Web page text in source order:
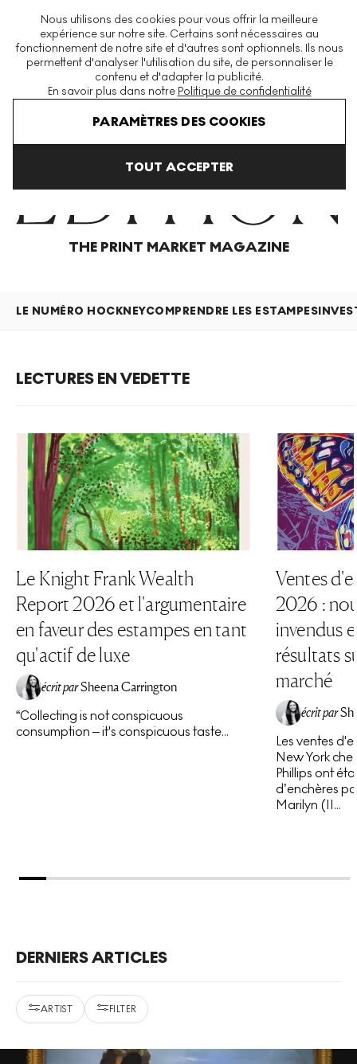
Nous utilisons des cookies pour vous offrir la meilleure
expérience sur notre site. Certains sont nécessaires au
fonctionnement de notre site et d'autres sont optionnels. Ils nous
permettent d'analyser l'utilisation du site, de personnaliser le
contenu et d'adapter la publicité.
En savoir plus dans notre Politique de confidentialité
PARAMÈTRES DES COOKIES
TOUT ACCEPTER
La plus grande plateforme mondiale d'estampes et éditions
modernes et contemporaines
Articles
THE PRINT MARKET MAGAZINE
LE NUMÉRO HOCKNEYCOMPRENDRE LES ESTAMPES
LECTURES EN VEDETTE
Le Knight Frank Wealth
Report 2026 et l'argumentaire
en faveur des estampes en tant
qu'actif de luxe
écrit parSheena Carrington
“Collecting is not conspicuous
consumption – it's conspicuous taste...
Ventes
2026 :
invendus
résultats
marché
écrit par
Les ventes
New York
Phillips ont
d’enchères
Marilyn (II...
DERNIERS ARTICLES
ARTIST FILTER